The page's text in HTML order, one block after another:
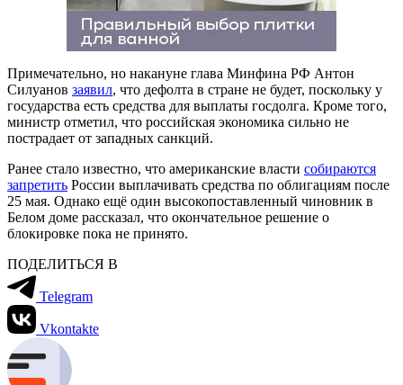
Примечательно, но накануне глава Минфина РФ Антон
Силуанов заявил, что дефолта в стране не будет, поскольку у
государства есть средства для выплаты госдолга. Кроме того,
министр отметил, что российская экономика сильно не
пострадает от западных санкций.
Ранее стало известно, что американские власти собираются
запретить России выплачивать средства по облигациям после
25 мая. Однако ещё один высокопоставленный чиновник в
Белом доме рассказал, что окончательное решение о
блокировке пока не принято.
ПОДЕЛИТЬСЯ В
Telegram
Vkontakte